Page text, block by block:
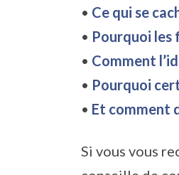
• Ce qui se
• Pourquoi les
• Comment
• Pourquoi
• Et comment
Si vous vous